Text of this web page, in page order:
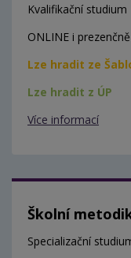
Kvalifikační studium
ONLINE i
Lze hradit ze
Lze hradit z ÚP
Více informací
Školní
Specializační